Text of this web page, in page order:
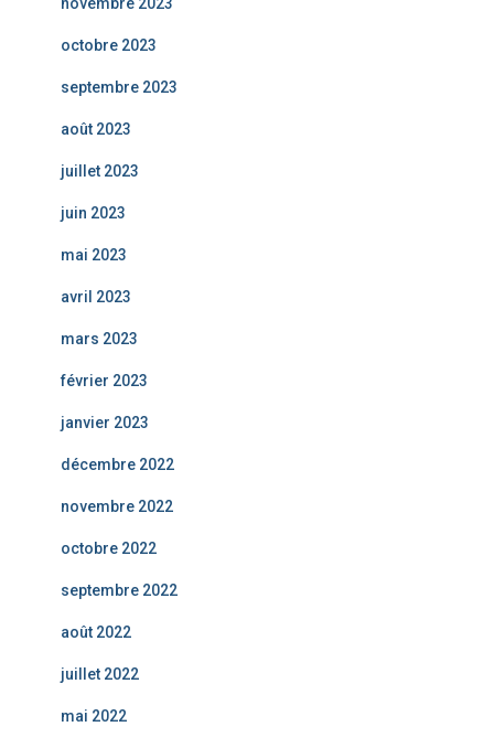
octobre 2023
septembre 2023
août 2023
juillet 2023
juin 2023
mai 2023
avril 2023
mars 2023
février 2023
janvier 2023
décembre 2022
novembre 2022
octobre 2022
septembre 2022
août 2022
juillet 2022
mai 2022